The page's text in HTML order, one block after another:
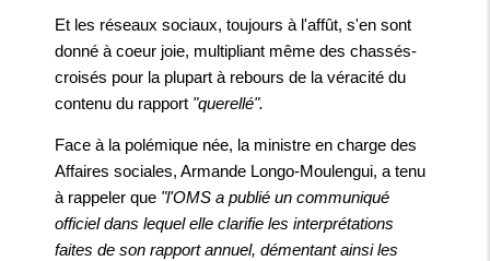
Et les réseaux sociaux, toujours à l'affût, s'en sont
donné à coeur joie, multipliant même des chassés-
croisés pour la plupart à rebours de la véracité du
contenu du rapport "querellé".
Face à la polémique née, la ministre en charge des
Affaires sociales, Armande Longo-Moulengui, a tenu
à rappeler que "l'OMS a publié un communiqué
officiel dans lequel elle clarifie les interprétations
faites de son rapport annuel, démentant ainsi les